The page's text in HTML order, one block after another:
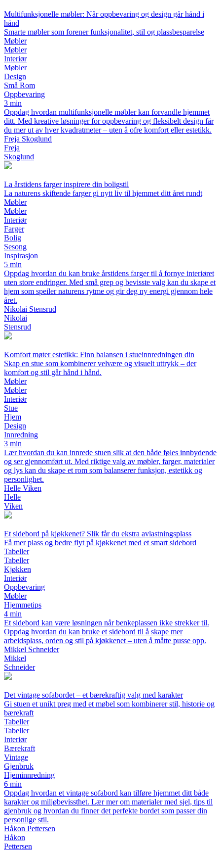
Multifunksjonelle møbler: Når oppbevaring og design går hånd i
hånd
Smarte møbler som forener funksjonalitet, stil og plassbesparelse
Møbler
Møbler
Interiør
Møbler
Design
Små Rom
Oppbevaring
3 min
Oppdag hvordan multifunksjonelle møbler kan forvandle hjemmet
ditt. Med kreative løsninger for oppbevaring og fleksibelt design får
du mer ut av hver kvadratmeter – uten å ofre komfort eller estetikk.
Freja Skoglund
Freja
Skoglund
La årstidens farger inspirere din boligstil
La naturens skiftende farger gi nytt liv til hjemmet ditt året rundt
Møbler
Møbler
Interiør
Farger
Bolig
Sesong
Inspirasjon
5 min
Oppdag hvordan du kan bruke årstidens farger til å fornye interiøret
uten store endringer. Med små grep og bevisste valg kan du skape et
hjem som speiler naturens rytme og gir deg ny energi gjennom hele
året.
Nikolai Stensrud
Nikolai
Stensrud
Komfort møter estetikk: Finn balansen i stueinnredningen din
Skap en stue som kombinerer velvære og visuelt uttrykk – der
komfort og stil går hånd i hånd.
Møbler
Møbler
Interiør
Stue
Hjem
Design
Innredning
3 min
Lær hvordan du kan innrede stuen slik at den både føles innbydende
og ser gjennomført ut. Med riktige valg av møbler, farger, materialer
og lys kan du skape et rom som balanserer funksjon, estetikk og
personlighet.
Helle Viken
Helle
Viken
Et sidebord på kjøkkenet? Slik får du ekstra avlastningsplass
Få mer plass og bedre flyt på kjøkkenet med et smart sidebord
Tabeller
Tabeller
Kjøkken
Interiør
Oppbevaring
Møbler
Hjemmetips
4 min
Et sidebord kan være løsningen når benkeplassen ikke strekker til.
Oppdag hvordan du kan bruke et sidebord til å skape mer
arbeidsplass, orden og stil på kjøkkenet – uten å måtte pusse opp.
Mikkel Schneider
Mikkel
Schneider
Det vintage sofabordet – et bærekraftig valg med karakter
Gi stuen et unikt preg med et møbel som kombinerer stil, historie og
bærekraft
Tabeller
Tabeller
Interiør
Bærekraft
Vintage
Gjenbruk
Hjeminnredning
6 min
Oppdag hvordan et vintage sofabord kan tilføre hjemmet ditt både
karakter og miljøbevissthet. Lær mer om materialer med sjel, tips til
gjenbruk og hvordan du finner det perfekte bordet som passer din
personlige stil.
Håkon Pettersen
Håkon
Pettersen